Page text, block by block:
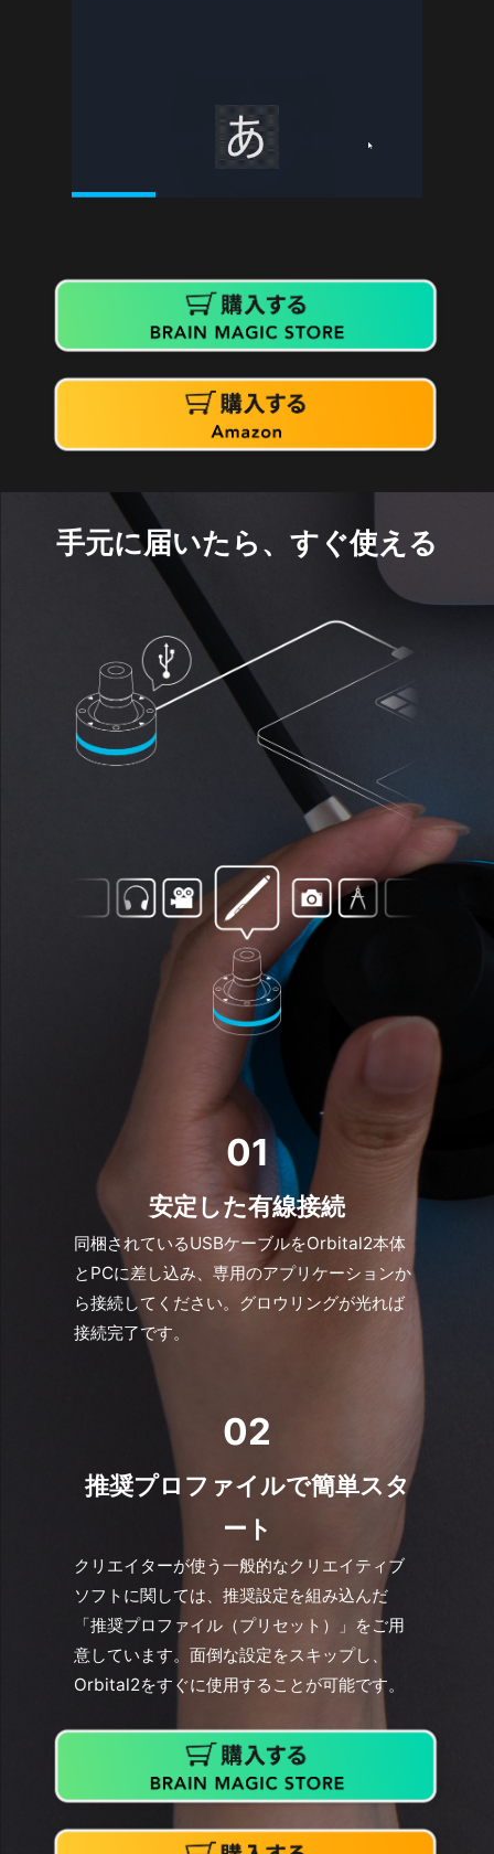
手元に届いたら、すぐ使える
01
安定した有線接続
同梱されているUSBケーブルをOrbital2本体
とPCに差し込み、専用のアプリケーションか
ら接続してください。グロウリングが光れば
接続完了です。
02
推奨プロファイルで簡単スタ
ート
クリエイターが使う一般的なクリエイティブ
ソフトに関しては、推奨設定を組み込んだ
「推奨プロファイル（プリセット）」をご用
意しています。面倒な設定をスキップし、
Orbital2をすぐに使用することが可能です。